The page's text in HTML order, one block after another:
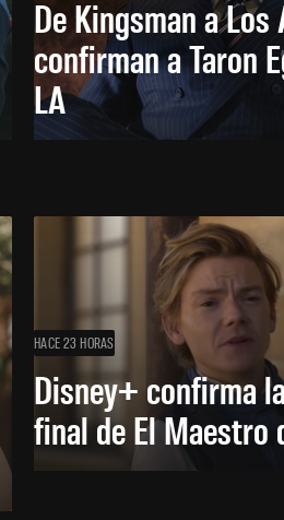
De Kingsman a Los
confirman a Taron
LA
HACE 23 HORAS
Disney+ confirma
final de El Maestro